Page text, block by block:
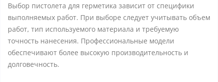
Выбор пистолета для герметика зависит от специфики
выполняемых работ. При выборе следует учитывать объем
работ, тип используемого материала и требуемую
точность нанесения. Профессиональные модели
обеспечивают более высокую производительность и
долговечность.